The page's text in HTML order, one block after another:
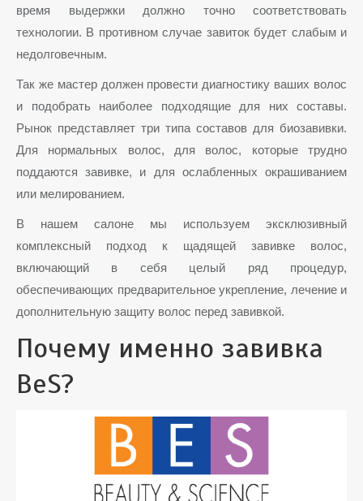
время выдержки должно точно соответствовать
технологии. В противном случае завиток будет слабым и
недолговечным.
Так же мастер должен провести диагностику ваших волос
и подобрать наиболее подходящие для них составы.
Рынок представляет три типа составов для биозавивки.
Для нормальных волос, для волос, которые трудно
поддаются завивке, и для ослабленных окрашиванием
или мелированием.
В нашем салоне мы используем эксклюзивный
комплексный подход к щадящей завивке волос,
включающий в себя целый ряд процедур,
обеспечивающих предварительное укрепление, лечение и
дополнительную защиту волос перед завивкой.
Почему именно завивка
BeS?